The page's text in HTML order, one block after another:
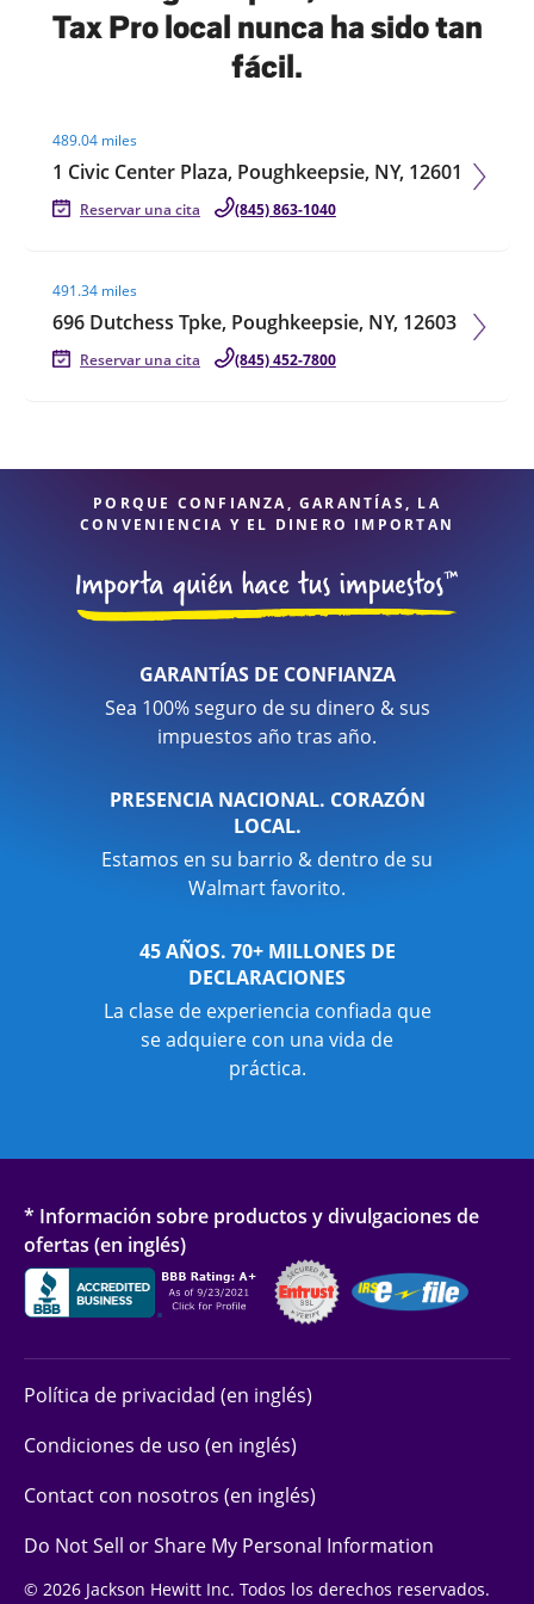
Tax Pro local nunca ha sido tan
fácil.
489.04 miles
1 Civic Center Plaza, Poughkeepsie, NY, 12601
Reservar una cita (845) 863-1040
491.34 miles
696 Dutchess Tpke, Poughkeepsie, NY, 12603
Reservar una cita (845) 452-7800
PORQUE CONFIANZA, GARANTÍAS, LA
CONVENIENCIA Y EL DINERO IMPORTAN
GARANTÍAS DE CONFIANZA
Sea 100% seguro de su dinero & sus
impuestos año tras año.
PRESENCIA NACIONAL. CORAZÓN
LOCAL.
Estamos en su barrio & dentro de su
Walmart favorito.
45 AÑOS. 70+ MILLONES DE
DECLARACIONES
La clase de experiencia confiada que
se adquiere con una vida de
práctica.
* Información sobre productos y divulgaciones de
ofertas (en inglés)
Política de privacidad (en inglés)
Condiciones de uso (en inglés)
Contact con nosotros (en inglés)
Do Not Sell or Share My Personal Information
© 2026 Jackson Hewitt Inc. Todos los derechos reservados.